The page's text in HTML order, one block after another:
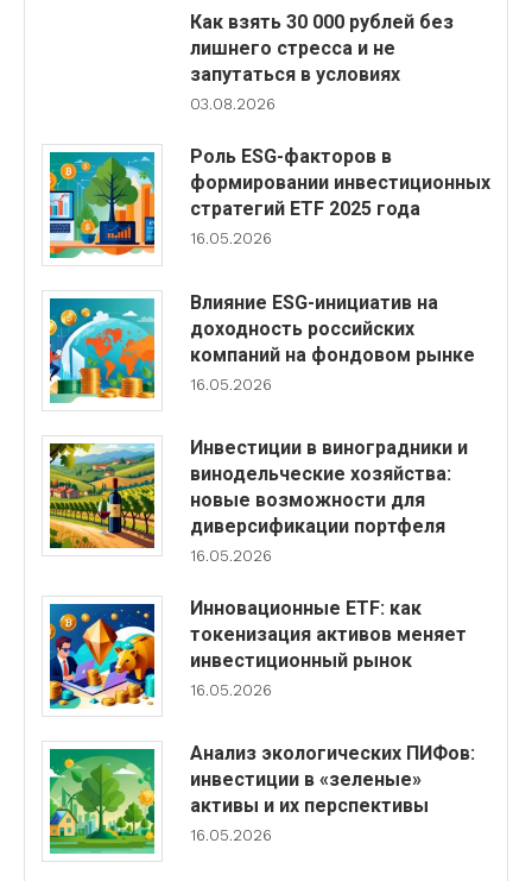
Как взять 30 000 рублей без
лишнего стресса и не
запутаться в условиях
03.08.2026
Роль ESG-факторов в
формировании инвестиционных
стратегий ETF 2025 года
16.05.2026
Влияние ESG-инициатив на
доходность российских
компаний на фондовом рынке
16.05.2026
Инвестиции в виноградники и
винодельческие хозяйства:
новые возможности для
диверсификации портфеля
16.05.2026
Инновационные ETF: как
токенизация активов меняет
инвестиционный рынок
16.05.2026
Анализ экологических ПИФов:
инвестиции в «зеленые»
активы и их перспективы
16.05.2026